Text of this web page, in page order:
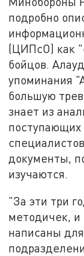
подробно
(ЦИПсО) как
бойцов.
упоминания
большую
знает из
поступающих
документы,
изучаются.
"За эти три
методичек, и
написаны